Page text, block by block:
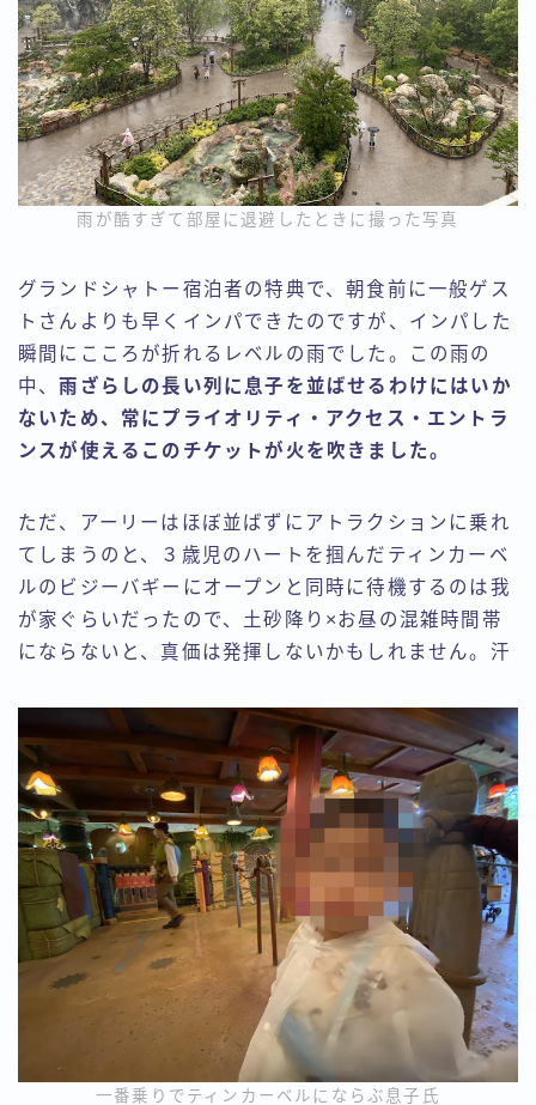
雨が酷すぎて部屋に退避したときに撮った写真
グランドシャトー宿泊者の特典で、朝食前に一般ゲス
トさんよりも早くインパできたのですが、インパした
瞬間にこころが折れるレベルの雨でした。この雨の
中、雨ざらしの長い列に息子を並ばせるわけにはいか
ないため、常にプライオリティ・アクセス・エントラ
ンスが使えるこのチケットが火を吹きました。
ただ、アーリーはほぼ並ばずにアトラクションに乗れ
てしまうのと、３歳児のハートを掴んだティンカーベ
ルのビジーバギーにオープンと同時に待機するのは我
が家ぐらいだったので、土砂降り×お昼の混雑時間帯
にならないと、真価は発揮しないかもしれません。汗
一番乗りでティンカーベルにならぶ息子氏